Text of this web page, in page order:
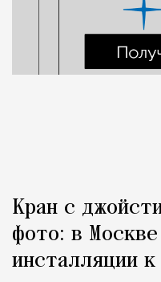
Кран с
фото: в
инсталляции